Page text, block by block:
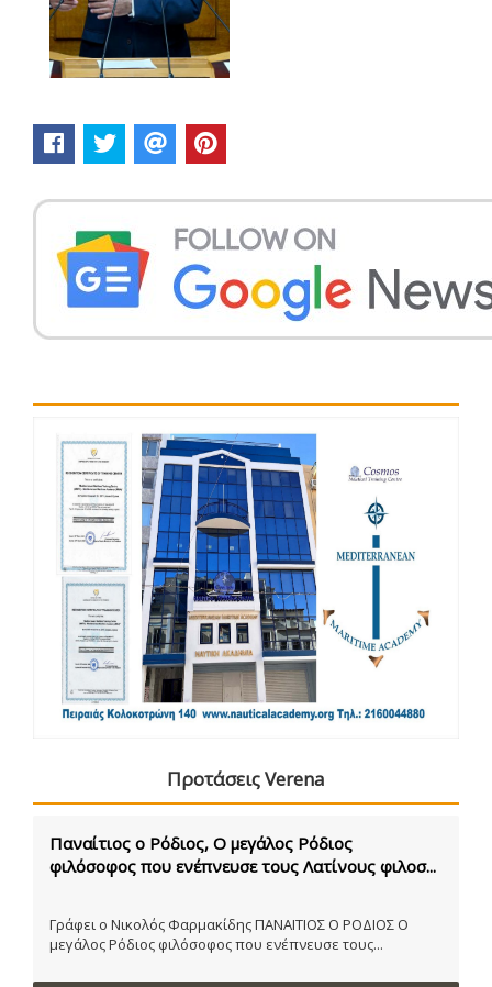
Προτάσεις Verena
Παναίτιος ο Ρόδιος, Ο μεγάλος Ρόδιος
φιλόσοφος που ενέπνευσε τους Λατίνους φιλοσ...
Γράφει ο Νικολός Φαρμακίδης ΠΑΝΑΙΤΙΟΣ Ο ΡΟΔΙΟΣ Ο
μεγάλος Ρόδιος φιλόσοφος που ενέπνευσε τους...